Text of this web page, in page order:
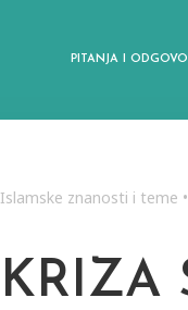
PITANJA I
Islamske znanosti i teme •
KRIZA